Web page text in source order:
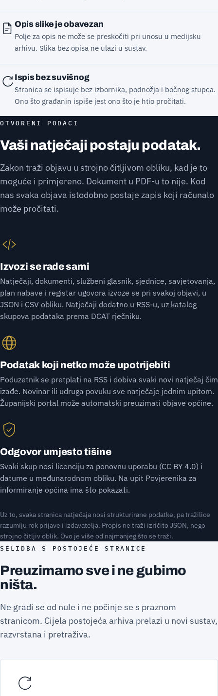
Opis slike je obavezan
Polje za opis ne može se preskočiti pri unosu u medijsku
arhivu. Slika bez opisa ne ulazi u sustav.
Ispis bez suvišnog
Stranica se ispisuje bez izbornika, podnožja i bočnog stupca.
Ono što građanin ispiše jest ono što je htio pročitati.
OTVORENI PODACI
Vaši natječaji postaju podatak.
Zakon traži objavu u strojno čitljivom obliku, kad je to
moguće i primjereno. Dokument u PDF-u to nije. Kod
nas svaka objava istodobno postaje zapis koji računalo
može pročitati.
Izvozi se rade sami
Natječaji, dokumenti, službeni glasnik, sjednice, savjetovanja,
plan nabave i registar ugovora izvoze se pri svakoj objavi, u
JSON i CSV obliku. Natječaji dodatno u RSS-u, uz katalog
skupova podataka prema DCAT rječniku.
Podatak koji netko može upotrijebiti
Poduzetnik se pretplati na RSS i dobiva svaki novi natječaj čim
izađe. Novinar ili udruga povuku sve natječaje jednim upitom.
Županijski portal može automatski preuzimati objave općine.
Odgovor umjesto tišine
Svaki skup nosi licenciju za ponovnu uporabu (CC BY 4.0) i
datume u međunarodnom obliku. Na upit Povjerenika za
informiranje općina ima što pokazati.
Uz to, svaka stranica natječaja nosi strukturirane podatke, pa tražilice
razumiju rok prijave i izdavatelja. Propis ne traži izričito JSON, nego
strojno čitljiv oblik. Ovo je više od najmanjeg što se traži.
SELIDBA S POSTOJEĆE STRANICE
Preuzimamo sve i ne gubimo
ništa.
Ne gradi se od nule i ne počinje se s praznom
stranicom. Cijela postojeća arhiva prelazi u novi sustav,
razvrstana i pretraživa.